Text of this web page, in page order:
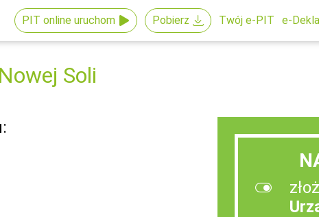
PIT online uruchom Pobierz Twój e-PIT e-
Soli